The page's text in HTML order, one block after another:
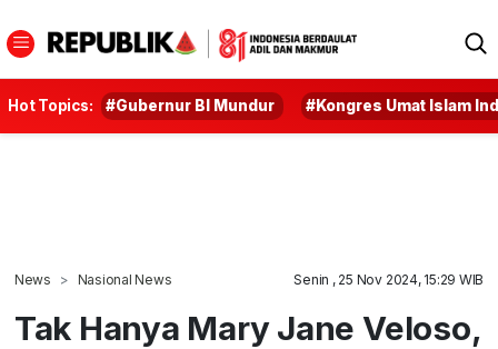
Hot Topics: #Gubernur BI Mundur #Kongres Umat Islam
News Nasional News Senin , 25 Nov 2024, 15:29 WIB
Tak Hanya Mary Jane Veloso,